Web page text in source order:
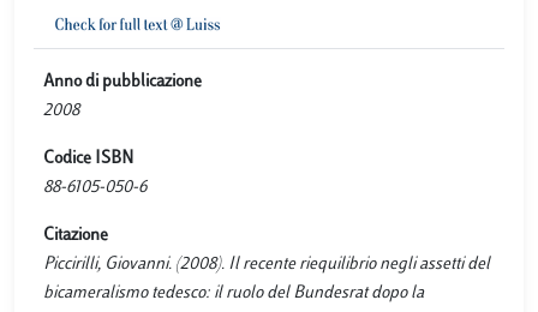
Anno di pubblicazione
2008
Codice ISBN
88-6105-050-6
Citazione
Piccirilli, Giovanni. (2008). Il recente riequilibrio negli assetti del
bicameralismo tedesco: il ruolo del Bundesrat dopo la